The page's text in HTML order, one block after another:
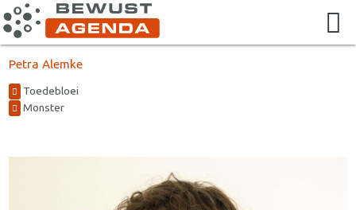
Petra Alemke
Toedebloei
Monster